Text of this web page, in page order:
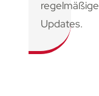
regelmäßige
Updates.